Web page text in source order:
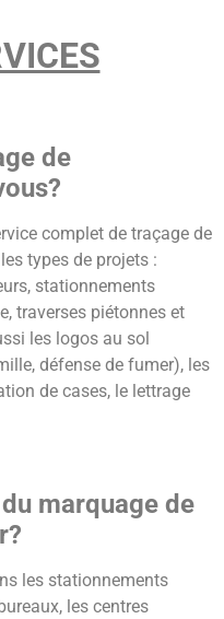
de
complet de traçage de
types de projets :
stationnements
traverses piétonnes et
les logos au sol
défense de fumer), les
de cases, le lettrage
marquage de
les stationnements
les centres